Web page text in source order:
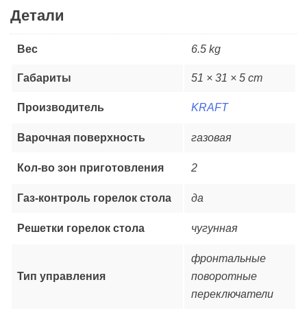
Детали
Вес 6.5 kg
Габариты 51 × 31 × 5 cm
Производитель KRAFT
Варочная поверхность газовая
Кол-во зон приготовления 2
Газ-контроль горелок стола да
Решетки горелок стола чугунная
Тип управления
фронтальные
поворотные
переключатели